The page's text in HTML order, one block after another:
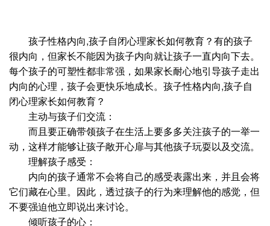
孩子性格内向,孩子自闭心理家长如何教育？有的孩子
很内向，但家长不能因为孩子内向就让孩子一直内向下去。
每个孩子的可塑性都非常强，如果家长耐心地引导孩子走出
内向的心理，孩子会更快乐地成长。孩子性格内向,孩子自
闭心理家长如何教育？
主动与孩子们交流：
而且要正确带领孩子在生活上要多多关注孩子的一举一
动，这样才能够让孩子敞开心扉与其他孩子玩耍以及交流。
理解孩子感受：
内向的孩子通常不会将自己的感受表露出来，并且会将
它们藏在心里。因此，透过孩子的行为来理解他的感觉，但
不要强迫他立即说出来讨论。
倾听孩子的心：